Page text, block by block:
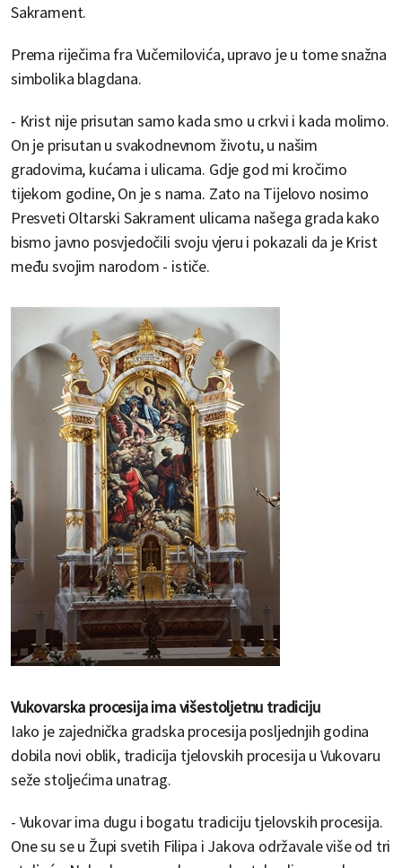
Sakrament.
Prema riječima fra Vučemilovića, upravo je u tome snažna
simbolika blagdana.
- Krist nije prisutan samo kada smo u crkvi i kada molimo.
On je prisutan u svakodnevnom životu, u našim
gradovima, kućama i ulicama. Gdje god mi kročimo
tijekom godine, On je s nama. Zato na Tijelovo nosimo
Presveti Oltarski Sakrament ulicama našega grada kako
bismo javno posvjedočili svoju vjeru i pokazali da je Krist
među svojim narodom - ističe.
Vukovarska procesija ima višestoljetnu tradiciju
Iako je zajednička gradska procesija posljednjih godina
dobila novi oblik, tradicija tjelovskih procesija u Vukovaru
seže stoljećima unatrag.
- Vukovar ima dugu i bogatu tradiciju tjelovskih procesija.
One su se u Župi svetih Filipa i Jakova održavale više od tri